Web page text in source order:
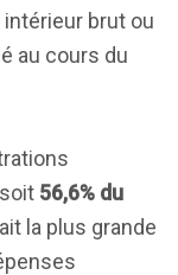
brut ou
au cours du
56,6% du
la plus grande